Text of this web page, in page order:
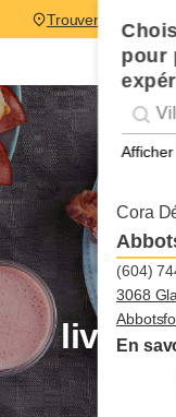
pour
Cora
(604)
3068
En
Les
faites
Trouver un
livrés